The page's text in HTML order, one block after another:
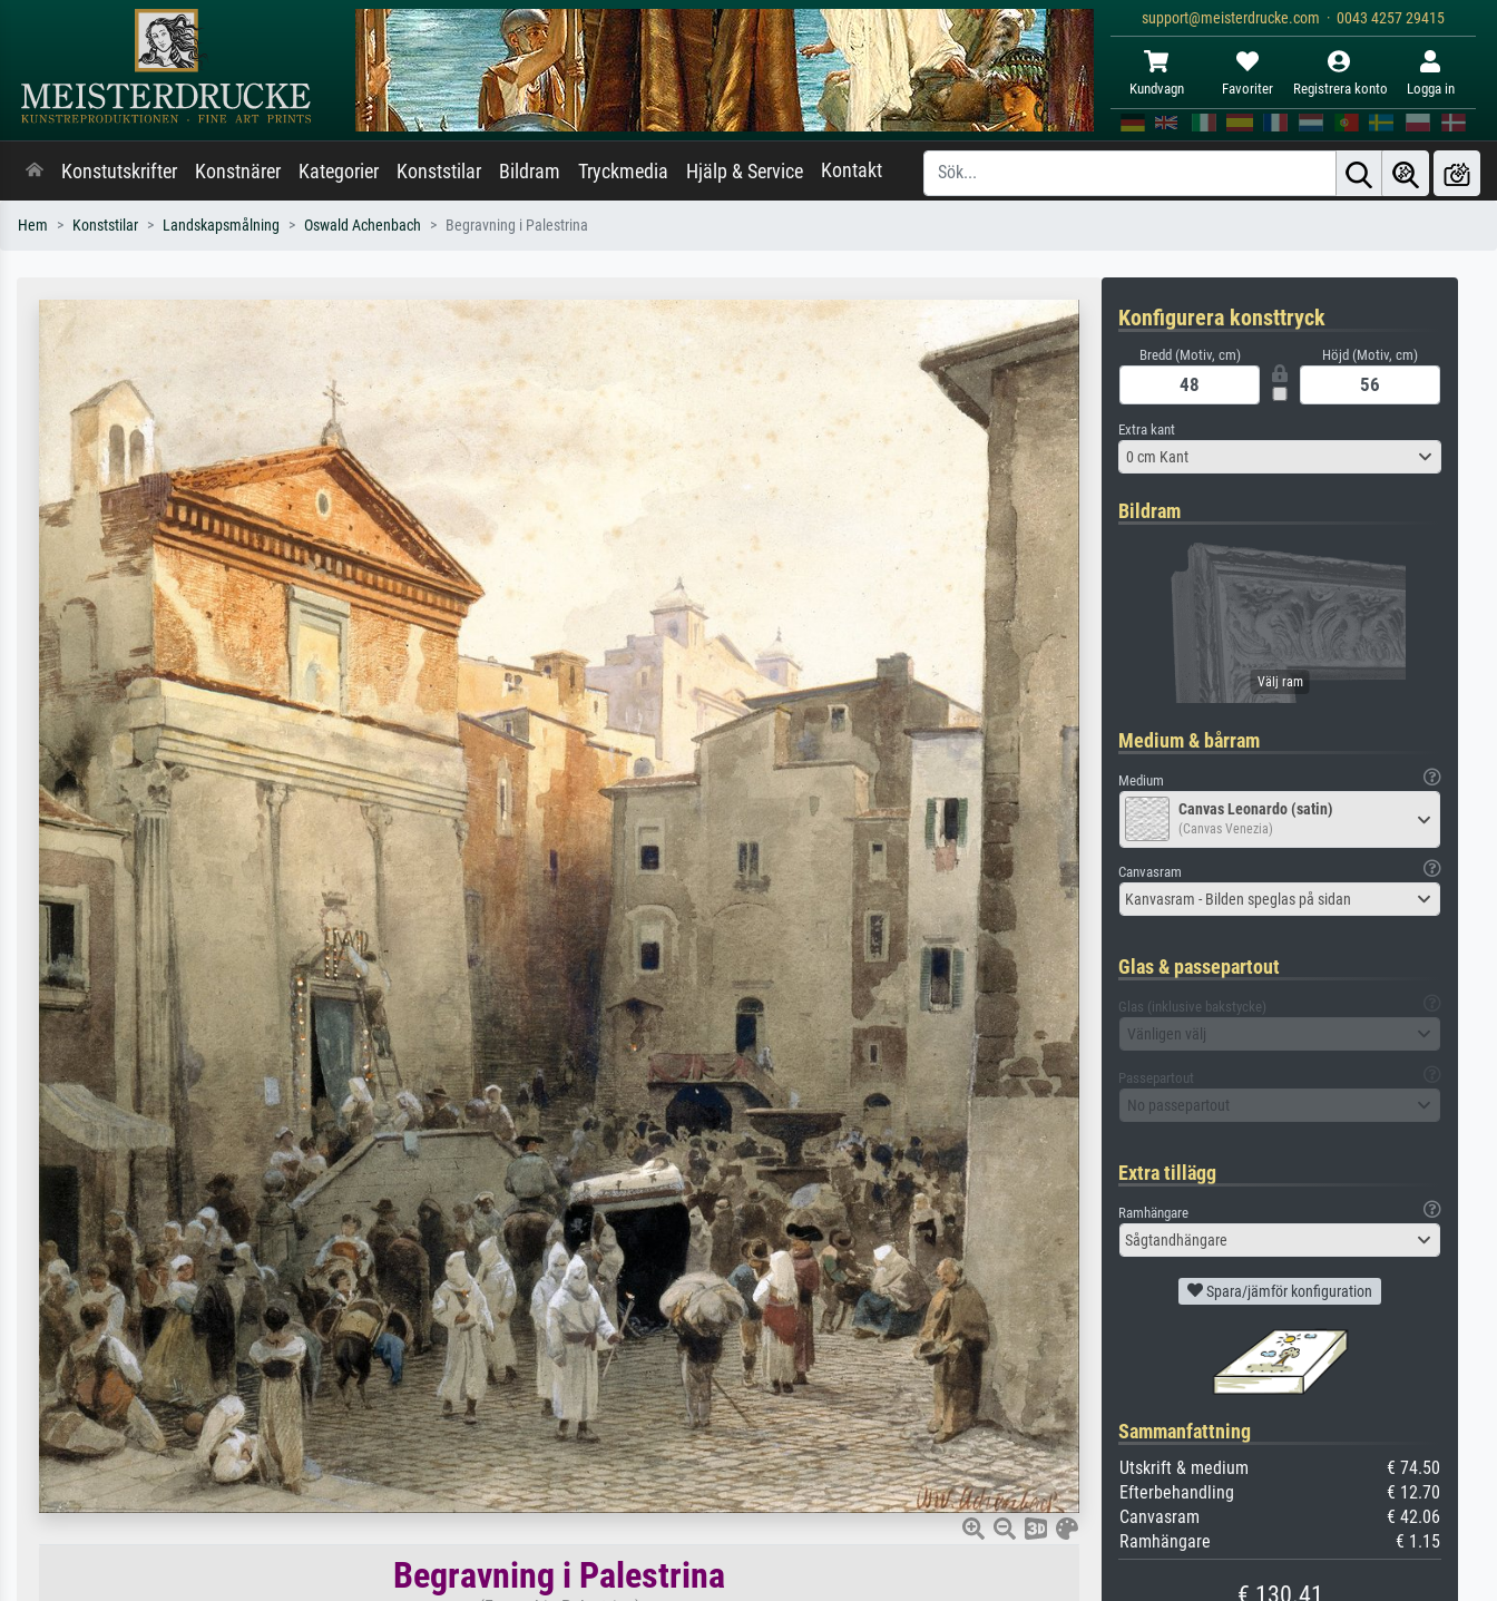
support@meisterdrucke.com · 0043 4257 29415
Kundvagn Favoriter Registrera konto Logga in
Konstutskrifter Konstnärer Kategorier Konststilar Bildram Tryckmedia Hjälp & Service Kontakt
Hem Konststilar Landskapsmålning Oswald Achenbach Begravning i Palestrina
Begravning i Palestrina
Konfigurera konsttryck
Bredd (Motiv, cm) Höjd (Motiv, cm)
Extra kant
0 cm Kant
Bildram
Medium & bårram
Medium
Canvas Leonardo (satin)
(Canvas Venezia)
Canvasram
Kanvasram - Bilden speglas på sidan
Glas & passepartout
Glas (inklusive bakstycke)
Vänligen välj
Passepartout
No passepartout
Extra tillägg
Ramhängare
Sågtandhängare
Spara/jämför konfiguration
Sammanfattning
Utskrift & medium
€ 74.50
Efterbehandling
€ 12.70
Canvasram
€ 42.06
Ramhängare
€ 1.15
€ 130.41